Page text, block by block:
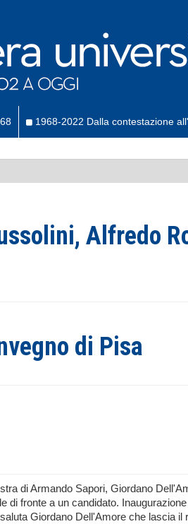
1968-2022 Dalla contestazione
Alfredo
di Pisa
di Armando Sapori, Giordano
di fronte a un candidato.
Giordano Dell'Amore che lascia il